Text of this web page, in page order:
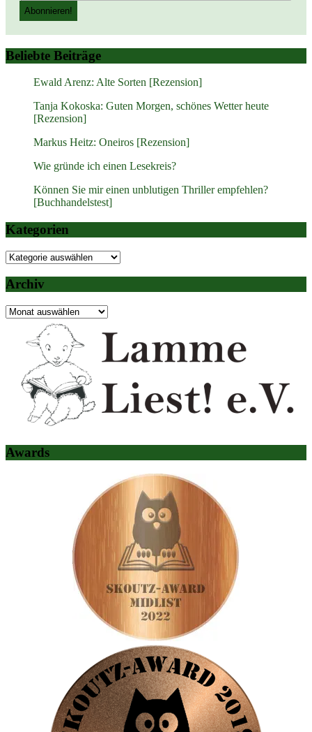
Beliebte Beiträge
Ewald Arenz: Alte Sorten [Rezension]
Tanja Kokoska: Guten Morgen, schönes Wetter heute
[Rezension]
Markus Heitz: Oneiros [Rezension]
Wie gründe ich einen Lesekreis?
Können Sie mir einen unblutigen Thriller empfehlen?
[Buchhandelstest]
Kategorien
Kategorien
Archiv
Archiv
Awards